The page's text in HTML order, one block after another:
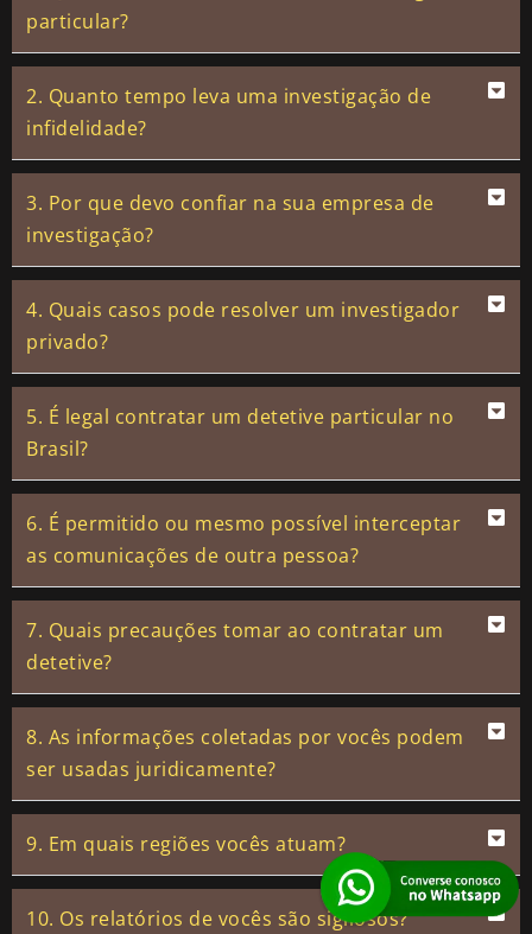
particular?
2. Quanto tempo leva uma investigação de
infidelidade?
3. Por que devo confiar na sua empresa de
investigação?
4. Quais casos pode resolver um investigador
privado?
5. É legal contratar um detetive particular no
Brasil?
6. É permitido ou mesmo possível interceptar
as comunicações de outra pessoa?
7. Quais precauções tomar ao contratar um
detetive?
8. As informações coletadas por vocês podem
ser usadas juridicamente?
9. Em quais regiões vocês atuam?
10. Os relatórios de vocês são sigilosos?